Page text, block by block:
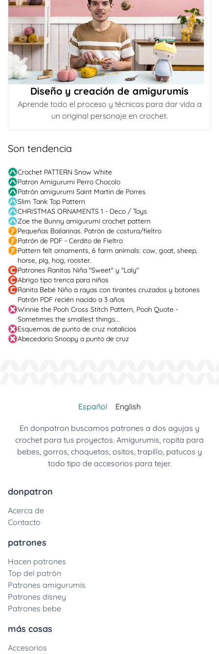
Diseño y creación de amigurumis
Aprende todo el proceso y técnicas para dar vida a
un original personaje en crochet.
Son tendencia
Crochet PATTERN Snow White
Patron Amigurumi Perro Chocolo
Patrón amigurumi Saint Martin de Porres
Slim Tank Top Pattern
CHRISTMAS ORNAMENTS 1 - Deco / Toys
Zoe the Bunny amigurumi crochet pattern
Pequeñas Bailarinas. Patrón de costura/fieltro
Patrón de PDF - Cerdito de Fieltro
Pattern felt ornaments, 6 farm animals: cow, goat, sheep,
horse, pig, hog, rooster.
Patrones Ranitas Niña "Sweet" y "Laly"
Abrigo tipo trenca para niños
Ranita Bebé Niño a rayas con tirantes cruzados y botones
Patrón PDF recién nacido a 3 años
Winnie the Pooh Cross Stitch Pattern, Pooh Quote -
Sometimes the smallest things...
Esquemas de punto de cruz natalicios
Abecedario Snoopy a punto de cruz
Español English
En donpatron buscamos patrones a dos agujas y
crochet para tus proyectos. Amigurumis, ropita para
bebes, gorros, chaquetas, ositos, trapillo, patucos y
todo tipo de accesorios para tejer.
donpatron
Acerca de
Contacto
patrones
Hacen patrones
Top del patrón
Patrones amigurumis
Patrones disney
Patrones bebe
más cosas
Accesorios